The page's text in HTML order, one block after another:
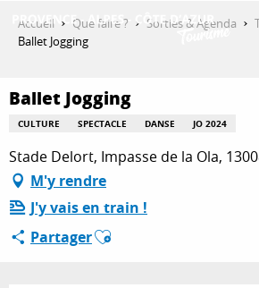
contenu
QUE FAIRE ?
SÉJOURNER
Accueil Que faire ? Sorties & Agenda
Ballet Jogging
Ballet Jogging
CULTURE SPECTACLE DANSE JO 2024
Stade Delort, Impasse de la Ola,
M'y rendre
J'y vais en train !
PartagerAjouter aux favoris